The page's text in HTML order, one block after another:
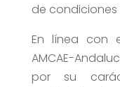
de condiciones
En línea con
AMCAE-
por su